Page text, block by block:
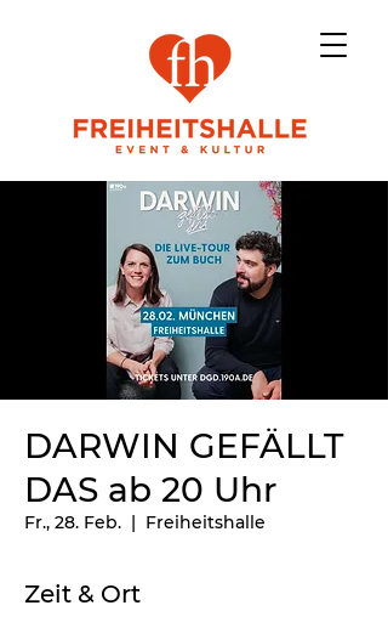
DARWIN GEFÄLLT
DAS ab 20 Uhr
Fr., 28. Feb.
  |
Freiheitshalle
Zeit & Ort